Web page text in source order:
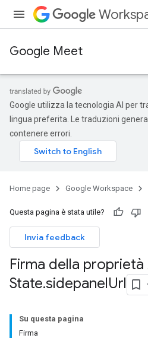
Google Meet
Google utilizza la tecnologia AI per
lingua preferita. Le traduzioni
contenere errori.
Home page Google Workspace
Questa pagina è stata utile?
Invia feedback
Firma della
State.sidepanelUrl
Su questa pagina
Firma